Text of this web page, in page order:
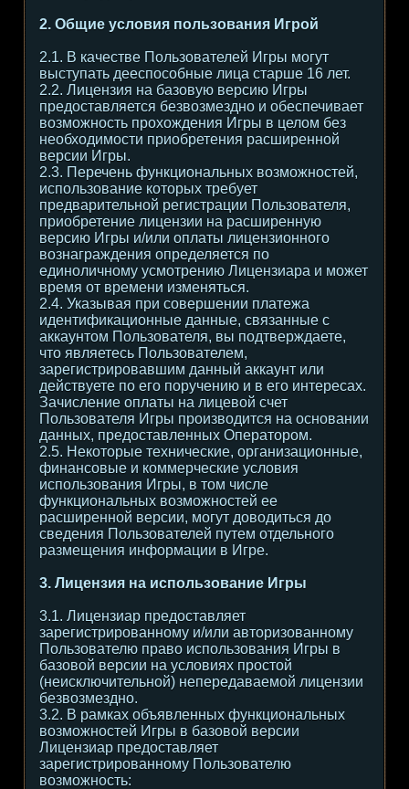
2. Общие условия пользования Игрой
2.1. В качестве Пользователей Игры могут
выступать дееспособные лица старше 16 лет.
2.2. Лицензия на базовую версию Игры
предоставляется безвозмездно и обеспечивает
возможность прохождения Игры в целом без
необходимости приобретения расширенной
версии Игры.
2.3. Перечень функциональных возможностей,
использование которых требует
предварительной регистрации Пользователя,
приобретение лицензии на расширенную
версию Игры и/или оплаты лицензионного
вознаграждения определяется по
единоличному усмотрению Лицензиара и может
время от времени изменяться.
2.4. Указывая при совершении платежа
идентификационные данные, связанные с
аккаунтом Пользователя, вы подтверждаете,
что являетесь Пользователем,
зарегистрировавшим данный аккаунт или
действуете по его поручению и в его интересах.
Зачисление оплаты на лицевой счет
Пользователя Игры производится на основании
данных, предоставленных Оператором.
2.5. Некоторые технические, организационные,
финансовые и коммерческие условия
использования Игры, в том числе
функциональных возможностей ее
расширенной версии, могут доводиться до
сведения Пользователей путем отдельного
размещения информации в Игре.
3. Лицензия на использование Игры
3.1. Лицензиар предоставляет
зарегистрированному и/или авторизованному
Пользователю право использования Игры в
базовой версии на условиях простой
(неисключительной) непередаваемой лицензии
безвозмездно.
3.2. В рамках объявленных функциональных
возможностей Игры в базовой версии
Лицензиар предоставляет
зарегистрированному Пользователю
возможность: